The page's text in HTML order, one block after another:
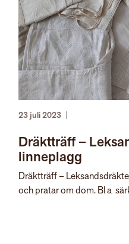
23 juli 2023 |
Dräktträff –
linneplagg
Dräktträff –
och pratar om dom. Bl a